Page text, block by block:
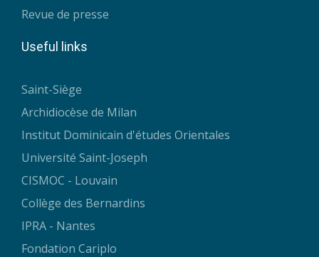
Revue de presse
Useful links
Saint-Siège
Archidiocèse de Milan
Institut Dominicain d'études Orientales
Université Saint-Joseph
CISMOC - Louvain
Collège des Bernardins
IPRA - Nantes
Fondation Cariplo